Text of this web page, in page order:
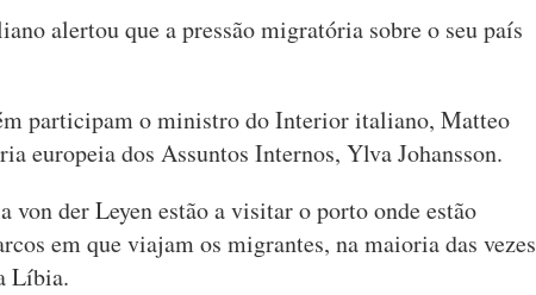
alertou que a pressão migratória sobre o seu país
participam o ministro do Interior italiano, Matteo
europeia dos Assuntos Internos, Ylva Johansson.
der Leyen estão a visitar o porto onde estão
em que viajam os migrantes, na maioria das vezes
Líbia.